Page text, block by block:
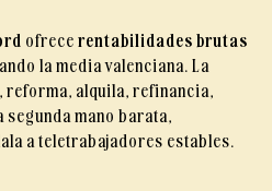
ofrece rentabilidades brutas
la media valenciana. La
reforma, alquila, refinancia,
mano barata,
a teletrabajadores estables.